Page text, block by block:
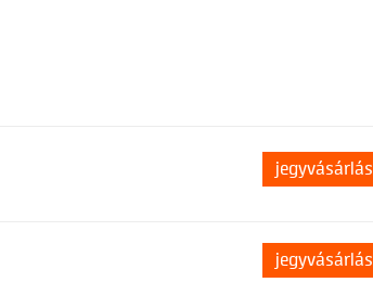
jegyvásárlás
jegyvásárlás